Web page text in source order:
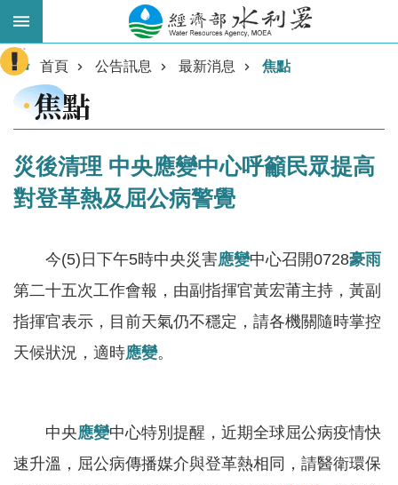
跳到主要內容區塊
進
階
搜
業
務
新
:::
首頁 公告訊息 最新消息 焦點
焦點
災後清理 中央應變中心呼籲民眾提高
對登革熱及屈公病警覺
今(5)日下午5時中央災害應變中心召開0728豪雨
第二十五次工作會報，由副指揮官黃宏莆主持，黃副
指揮官表示，目前天氣仍不穩定，請各機關隨時掌控
天候狀況，適時應變。
中央應變中心特別提醒，近期全球屈公病疫情快
速升溫，屈公病傳播媒介與登革熱相同，請醫衛環保